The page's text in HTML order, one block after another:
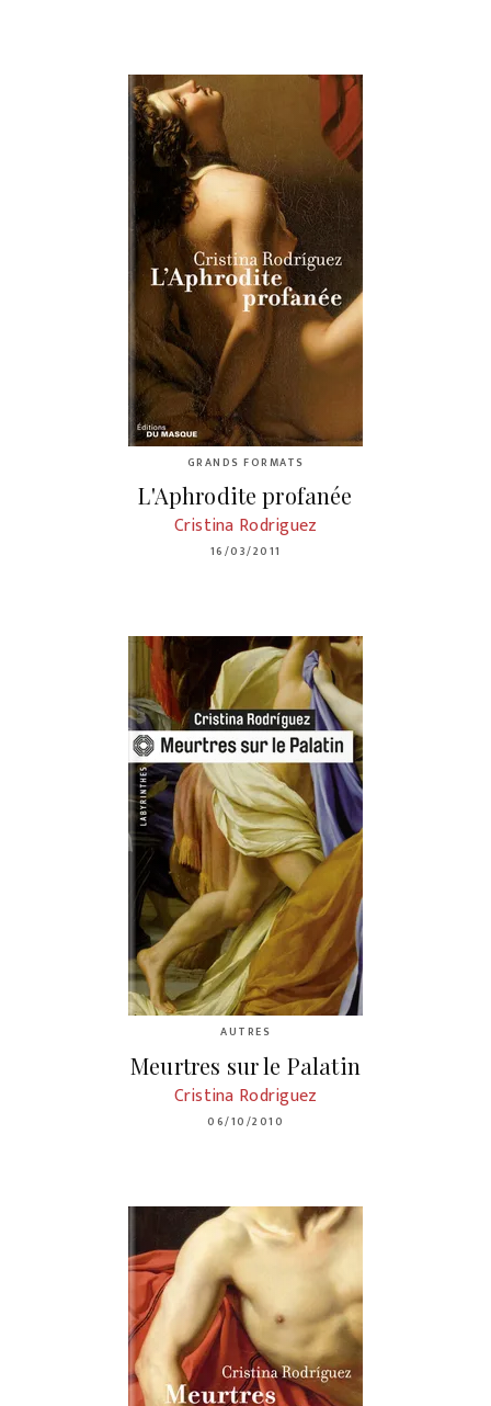
GRANDS FORMATS
L'Aphrodite profanée
Cristina Rodriguez
16/03/2011
AUTRES
Meurtres sur le Palatin
Cristina Rodriguez
06/10/2010